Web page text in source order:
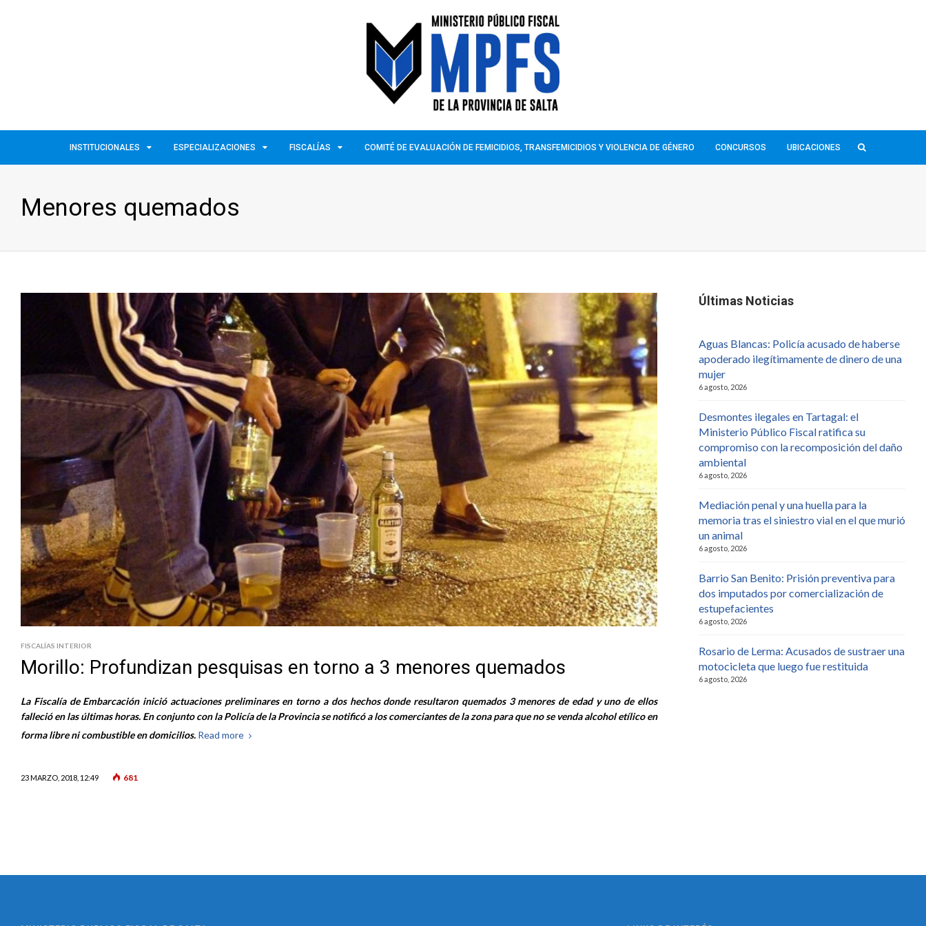
INSTITUCIONALES ESPECIALIZACIONES FISCALÍAS COMITÉ DE EVALUACIÓN DE FEMICIDIOS, TRANSFEMICIDIOS Y VIOLENCIA DE GÉNERO CONCURSOS UBICACIONES
Menores quemados
FISCALÍAS INTERIOR
Morillo: Profundizan pesquisas en torno a 3 menores quemados
La Fiscalía de Embarcación inició actuaciones preliminares en torno a dos hechos donde resultaron quemados 3 menores de edad y uno de ellos
falleció en las últimas horas. En conjunto con la Policía de la Provincia se notificó a los comerciantes de la zona para que no se venda alcohol etílico en
forma libre ni combustible en domicilios. Read more
23 MARZO, 2018, 12:49 681
Últimas Noticias
Aguas Blancas: Policía acusado de haberse
apoderado ilegítimamente de dinero de una
mujer
6 agosto, 2026
Desmontes ilegales en Tartagal: el
Ministerio Público Fiscal ratifica su
compromiso con la recomposición del daño
ambiental
6 agosto, 2026
Mediación penal y una huella para la
memoria tras el siniestro vial en el que murió
un animal
6 agosto, 2026
Barrio San Benito: Prisión preventiva para
dos imputados por comercialización de
estupefacientes
6 agosto, 2026
Rosario de Lerma: Acusados de sustraer una
motocicleta que luego fue restituida
6 agosto, 2026